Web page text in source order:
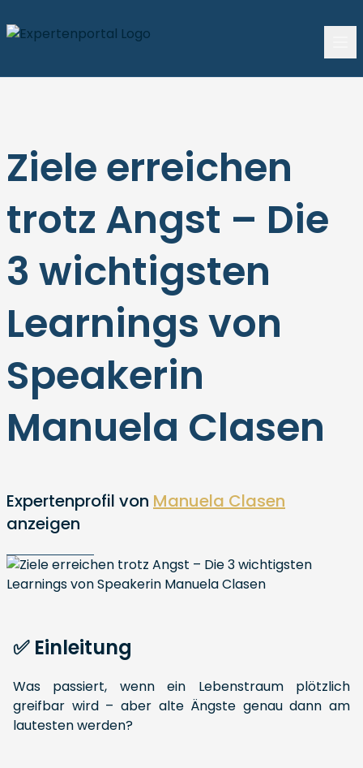
Ziele erreichen
trotz Angst – Die
3 wichtigsten
Learnings von
Speakerin
Manuela Clasen
Expertenprofil von Manuela Clasen
anzeigen
✅ Einleitung
Was passiert, wenn ein Lebenstraum plötzlich
greifbar wird – aber alte Ängste genau dann am
lautesten werden?